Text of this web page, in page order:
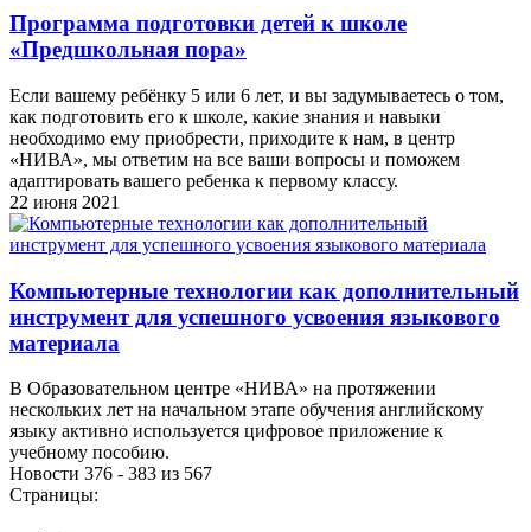
Программа подготовки детей к школе
«Предшкольная пора»
Если вашему ребёнку 5 или 6 лет, и вы задумываетесь о том,
как подготовить его к школе, какие знания и навыки
необходимо ему приобрести, приходите к нам, в центр
«НИВА», мы ответим на все ваши вопросы и поможем
адаптировать вашего ребенка к первому классу.
22 июня 2021
Компьютерные технологии как дополнительный
инструмент для успешного усвоения языкового
материала
В Образовательном центре «НИВА» на протяжении
нескольких лет на начальном этапе обучения английскому
языку активно используется цифровое приложение к
учебному пособию.
Новости 376 - 383 из 567
Страницы: